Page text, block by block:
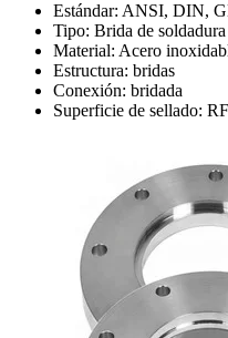
Estándar: ANSI, DIN,
Tipo: Brida de soldadura
Material: Acero
Estructura: bridas
Conexión: bridada
Superficie de sellado: RF